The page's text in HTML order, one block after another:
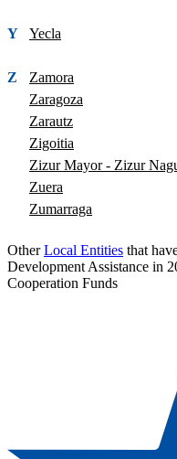
Y Yecla
Z
Zamora
Zaragoza
Zarautz
Zigoitia
Zizur Mayor - Zizur
Zuera
Zumarraga
OtherLocal Entities that
Development Assistance in
Cooperation Funds